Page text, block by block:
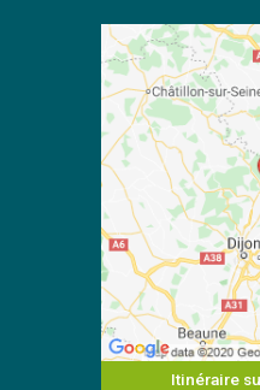
Itinéraire